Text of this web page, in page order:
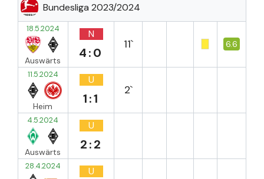
Bundesliga 2023/2024
18.5.2024
Auswärts
N
4:0
11` 6.6
11.5.2024
Heim
U
1:1
2`
4.5.2024
Auswärts
U
2:2
28.4.2024 U